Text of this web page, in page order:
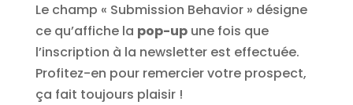
Le champ « Submission Behavior » désigne
ce qu’affiche la pop-upune fois que
l’inscription à la newsletter est effectuée.
Profitez-en pour remercier votre prospect,
ça fait toujours plaisir !